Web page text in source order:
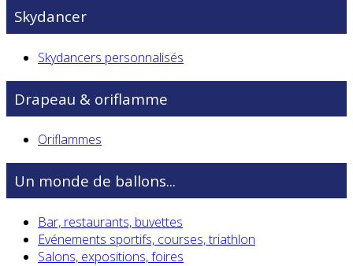
Skydancer
Skydancers personnalisés
Drapeau & oriflamme
Oriflammes
Un monde de ballons...
Bar, restaurants, buvettes
Evénements sportifs, courses, triathlon
Salons, expositions, foires